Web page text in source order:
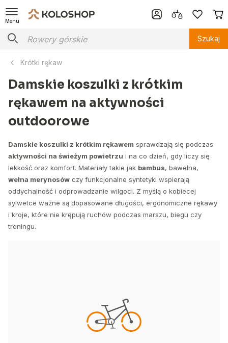
Menu
Szukaj
Krótki rękaw
Damskie koszulki z krótkim
rękawem na aktywności
outdoorowe
Damskie koszulki z krótkim rękawem sprawdzają się podczas
aktywności na świeżym powietrzu i na co dzień, gdy liczy się
lekkość oraz komfort. Materiały takie jak bambus, bawełna,
wełna merynosów czy funkcjonalne syntetyki wspierają
oddychalność i odprowadzanie wilgoci. Z myślą o kobiecej
sylwetce ważne są dopasowane długości, ergonomiczne rękawy
i kroje, które nie krępują ruchów podczas marszu, biegu czy
treningu.